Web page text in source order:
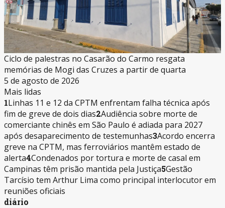
Ciclo de palestras no Casarão do Carmo resgata
memórias de Mogi das Cruzes a partir de quarta
5 de agosto de 2026
Mais lidas
1Linhas 11 e 12 da CPTM enfrentam falha técnica após
fim de greve de dois dias2Audiência sobre morte de
comerciante chinês em São Paulo é adiada para 2027
após desaparecimento de testemunhas3Acordo encerra
greve na CPTM, mas ferroviários mantêm estado de
alerta4Condenados por tortura e morte de casal em
Campinas têm prisão mantida pela Justiça5Gestão
Tarcísio tem Arthur Lima como principal interlocutor em
reuniões oficiais
diário